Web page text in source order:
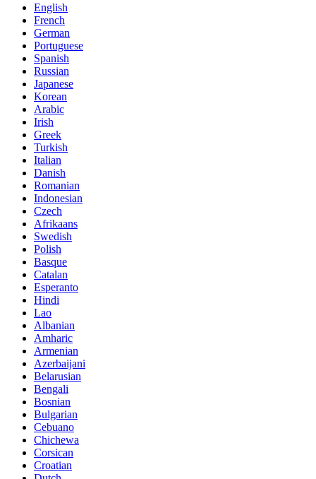
English
French
German
Portuguese
Spanish
Russian
Japanese
Korean
Arabic
Irish
Greek
Turkish
Italian
Danish
Romanian
Indonesian
Czech
Afrikaans
Swedish
Polish
Basque
Catalan
Esperanto
Hindi
Lao
Albanian
Amharic
Armenian
Azerbaijani
Belarusian
Bengali
Bosnian
Bulgarian
Cebuano
Chichewa
Corsican
Croatian